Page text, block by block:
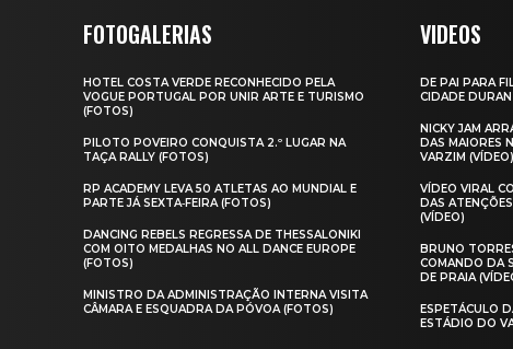
FOTOGALERIAS
HOTEL COSTA VERDE RECONHECIDO PELA
VOGUE PORTUGAL POR UNIR ARTE E TURISMO
(FOTOS)
PILOTO POVEIRO CONQUISTA 2.º LUGAR NA
TAÇA RALLY (FOTOS)
RP ACADEMY LEVA 50 ATLETAS AO MUNDIAL E
PARTE JÁ SEXTA‑FEIRA (FOTOS)
DANCING REBELS REGRESSA DE THESSALONIKI
COM OITO MEDALHAS NO ALL DANCE EUROPE
(FOTOS)
MINISTRO DA ADMINISTRAÇÃO INTERNA VISITA
CÂMARA E ESQUADRA DA PÓVOA (FOTOS)
VIDEOS
DE PAI PARA
CIDADE
NICKY JAM
DAS MAIORES
VARZIM (VÍDEO)
VÍDEO VIRAL
DAS
(VÍDEO)
BRUNO
COMANDO DA
DE PRAIA
ESPETÁCULO
ESTÁDIO DO